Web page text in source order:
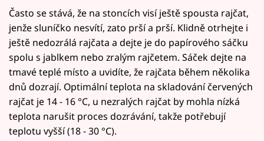
Často se stává, že na stoncích visí ještě spousta rajčat,
jenže sluníčko nesvítí, zato prší a prší. Klidně otrhejte i
ještě nedozrálá rajčata a dejte je do papírového sáčku
spolu s jablkem nebo zralým rajčetem. Sáček dejte na
tmavé teplé místo a uvidíte, že rajčata během několika
dnů dozrají. Optimální teplota na skladování červených
rajčat je 14 - 16 °C, u nezralých rajčat by mohla nízká
teplota narušit proces dozrávání, takže potřebují
teplotu vyšší (18 - 30 °C).